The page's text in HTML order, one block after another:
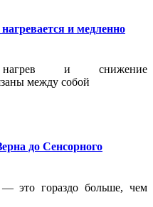
и медленно
нагрев и снижение
между собой
до Сенсорного
это гораздо больше, чем